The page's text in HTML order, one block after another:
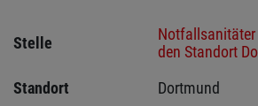
Stelle
den Standort
Standort
Dortmund